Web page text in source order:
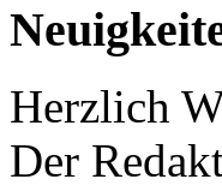
Herzlich
Der